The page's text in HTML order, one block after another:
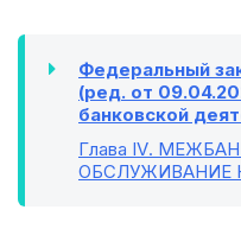
Федеральный
(ред. от
банковской
Глава IV.
ОБСЛУЖИВАНИЕ